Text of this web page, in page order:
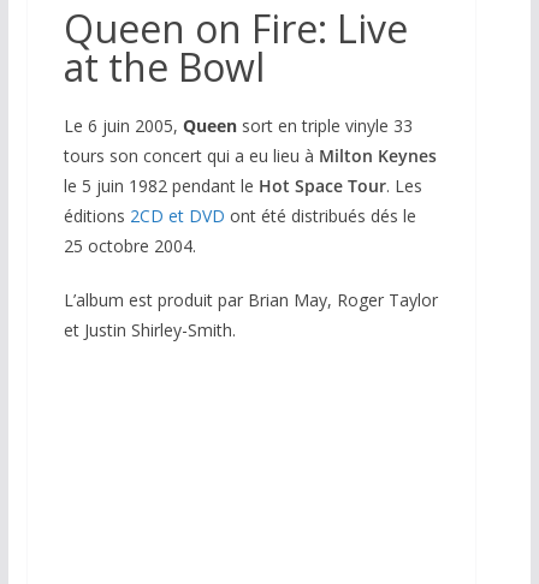
Queen on Fire: Live
at the Bowl
Le 6 juin 2005, Queen sort en triple vinyle 33
tours son concert qui a eu lieu à Milton Keynes
le 5 juin 1982 pendant le Hot Space Tour. Les
éditions 2CD et DVD ont été distribués dés le
25 octobre 2004.
L’album est produit par Brian May, Roger Taylor
et Justin Shirley-Smith.